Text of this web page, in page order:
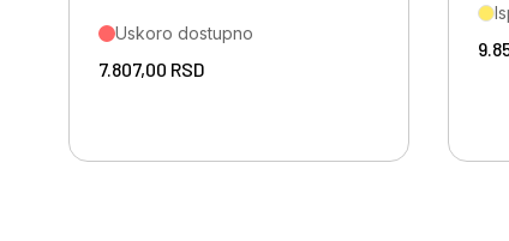
Uskoro dostupno
7.807,00 RSD